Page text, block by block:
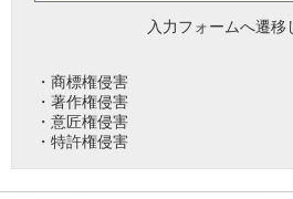
入力フォームへ遷移
・商標権侵害
・著作権侵害
・意匠権侵害
・特許権侵害